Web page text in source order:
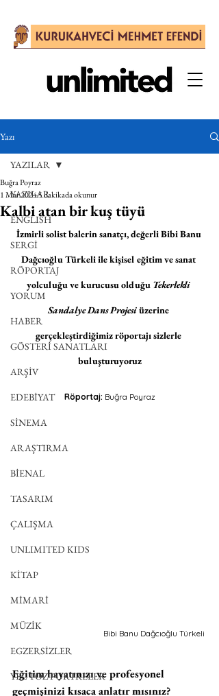
Yazı
YAZILAR
ENGLISH
SERGİ
RÖPORTAJ
YORUM
HABER
GÖSTERİ SANATLARI
ARŞİV
EDEBİYAT
SİNEMA
ARAŞTIRMA
BİENAL
TASARIM
ÇALIŞMA
UNLIMITED KIDS
KİTAP
MİMARİ
MÜZİK
EGZERSİZLER
YEL TOZ PORTRELER
YAZILAR
Kalbi atan bir kuş tüyü
Buğra Poyraz
1 Mar 20245 dakikada okunur
İzmirli solist balerin sanatçı, değerli Bibi Banu
Dağcıoğlu Türkeli ile kişisel eğitim ve sanat
yolculuğu ve kurucusu olduğu Tekerlekli
Sandalye Dans Projesi üzerine
gerçekleştirdiğimiz röportajı sizlerle
buluşturuyoruz
Röportaj: Buğra Poyraz
Bibi Banu Dağcıoğlu Türkeli
Eğitim hayatınızı ve profesyonel
geçmişinizi kısaca anlatır mısınız?